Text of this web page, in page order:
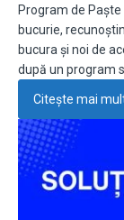
Program de
bucurie,
bucura și noi de
după un program
Citește mai